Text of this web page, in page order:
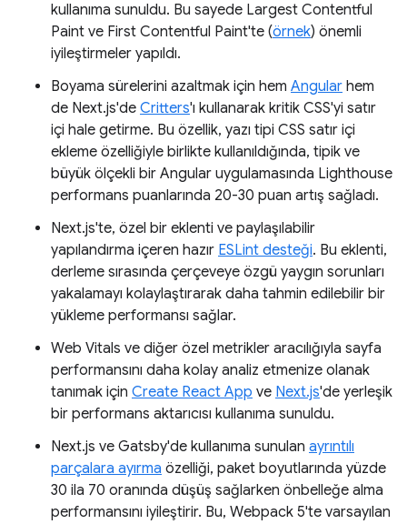
kullanıma sunuldu. Bu sayede Largest Contentful
Paint ve First Contentful Paint'te (örnek) önemli
iyileştirmeler yapıldı.
Boyama sürelerini azaltmak için hem Angular hem
de Next.js'de Critters'ı kullanarak kritik CSS'yi satır
içi hale getirme. Bu özellik, yazı tipi CSS satır içi
ekleme özelliğiyle birlikte kullanıldığında, tipik ve
büyük ölçekli bir Angular uygulamasında Lighthouse
performans puanlarında 20-30 puan artış sağladı.
Next.js'te, özel bir eklenti ve paylaşılabilir
yapılandırma içeren hazır ESLint desteği. Bu eklenti,
derleme sırasında çerçeveye özgü yaygın sorunları
yakalamayı kolaylaştırarak daha tahmin edilebilir bir
yükleme performansı sağlar.
Web Vitals ve diğer özel metrikler aracılığıyla sayfa
performansını daha kolay analiz etmenize olanak
tanımak için Create React App ve Next.js'de yerleşik
bir performans aktarıcısı kullanıma sunuldu.
Next.js ve Gatsby'de kullanıma sunulan ayrıntılı
parçalara ayırma özelliği, paket boyutlarında yüzde
30 ila 70 oranında düşüş sağlarken önbelleğe alma
performansını iyileştirir. Bu, Webpack 5'te varsayılan